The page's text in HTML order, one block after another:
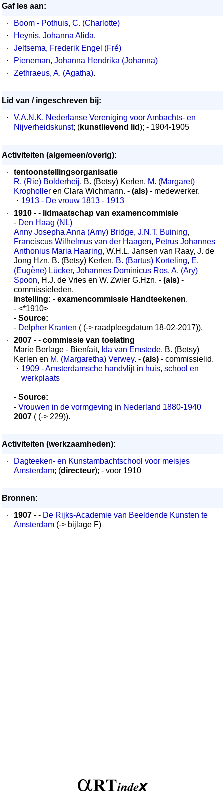
Gaf les aan:
·
Boom - Pothuis, C. (Charlotte)
·
Heynis, Johanna Alida.
·
Jeltsema, Frederik Engel (Fré)
·
Pieneman, Johanna Hendrika (Johanna)
·
Zethraeus, A. (Agatha).
Lid van / ingeschreven bij:
·
V.A.N.K. Nederlanse Vereniging voor Ambachts- en
Nijverheidskunst; (kunstlievend lid); - 1904-1905
Activiteiten (algemeen/overig):
·
tentoonstellingsorganisatie
R. (Rie) Bolderheij, B. (Betsy) Kerlen, M. (Margaret)
Kropholler en Clara Wichmann. - (als) - medewerker.
· 1913 - De vrouw 1813 - 1913
·
1910 - - lidmaatschap van examencommisie
- Den Haag (NL)
Anny Josepha Anna (Amy) Bridge, J.N.T. Buining,
Franciscus Wilhelmus van der Haagen, Petrus Johannes
Anthonius Maria Haaring, W.H.L. Jansen van Raay, J. de
Jong Hzn, B. (Betsy) Kerlen, B. (Bartus) Korteling, E.
(Eugène) Lücker, Johannes Dominicus Ros, A. (Ary)
Spoon, H.J. de Vries en W. Zwier G.Hzn. - (als) -
commissieleden.
instelling: - examencommissie Handteekenen.
- <*1910>
- Source:
- Delpher Kranten ( (-> raadpleegdatum 18-02-2017)).
·
2007 - - commissie van toelating
Marie Berlage - Bienfait, Ida van Emstede, B. (Betsy)
Kerlen en M. (Margaretha) Verwey. - (als) - commissielid.
· 1909 - Amsterdamsche handvlijt in huis, school en
werkplaats
- Source:
- Vrouwen in de vormgeving in Nederland 1880-1940
2007 ( (-> 229)).
Activiteiten (werkzaamheden):
·
Dagteeken- en Kunstambachtschool voor meisjes
Amsterdam; (directeur); - voor 1910
Bronnen:
·
1907 - - De Rijks-Academie van Beeldende Kunsten te
Amsterdam (-> bijlage F)